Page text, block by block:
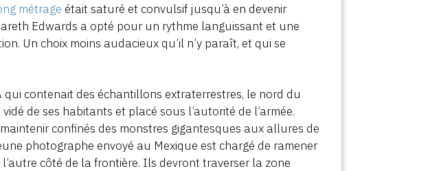
métrage était saturé et convulsif jusqu’à en devenir
Edwards a opté pour un rythme languissant et une
Un choix moins audacieux qu’il n’y paraît, et qui se
qui contenait des échantillons extraterrestres, le nord du
de ses habitants et placé sous l’autorité de l’armée.
confinés des monstres gigantesques aux allures de
photographe envoyé au Mexique est chargé de ramener
côté de la frontière. Ils devront traverser la zone